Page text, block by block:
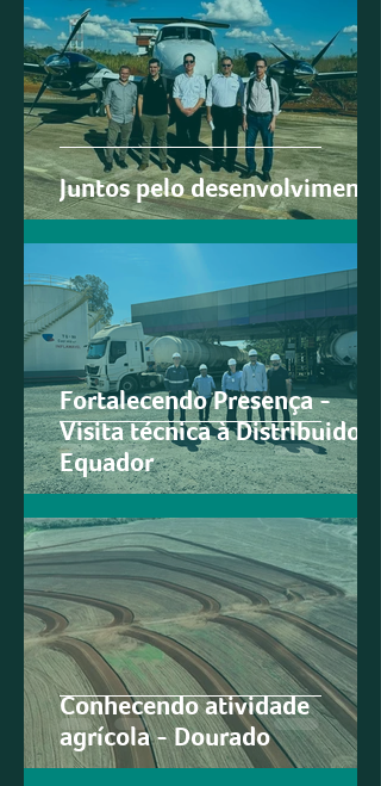
Belem (Unidade Samuel). A edição de 2026
entrou para a história do setor. Pela primeir
Juntos pelo desenvolvimento
Fortalecendo Presença -
Visita técnica à Distribuidora
Equador
Conhecendo atividade
agrícola - Dourado